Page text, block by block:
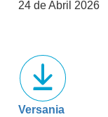
24 de Abril 2026
Versania